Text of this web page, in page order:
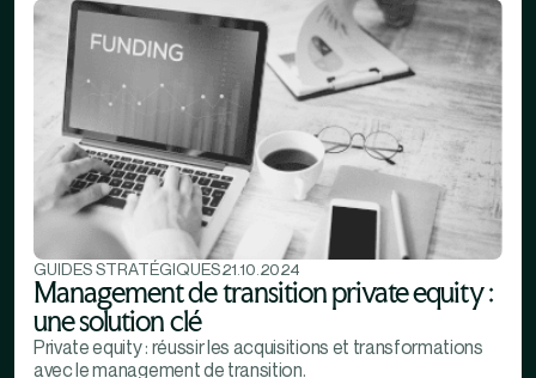
GUIDES STRATÉGIQUES21.10.2024
Management de transition private equity :
une solution clé
Private equity : réussir les acquisitions et transformations
avec le management de transition.